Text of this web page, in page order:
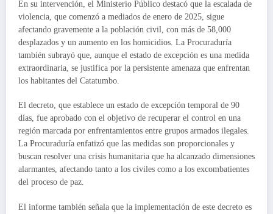
En su intervención, el Ministerio Público destacó que la escalada de
violencia, que comenzó a mediados de enero de 2025, sigue
afectando gravemente a la población civil, con más de 58,000
desplazados y un aumento en los homicidios. La Procuraduría
también subrayó que, aunque el estado de excepción es una medida
extraordinaria, se justifica por la persistente amenaza que enfrentan
los habitantes del Catatumbo.
El decreto, que establece un estado de excepción temporal de 90
días, fue aprobado con el objetivo de recuperar el control en una
región marcada por enfrentamientos entre grupos armados ilegales.
La Procuraduría enfatizó que las medidas son proporcionales y
buscan resolver una crisis humanitaria que ha alcanzado dimensiones
alarmantes, afectando tanto a los civiles como a los excombatientes
del proceso de paz.
El informe también señala que la implementación de este decreto es